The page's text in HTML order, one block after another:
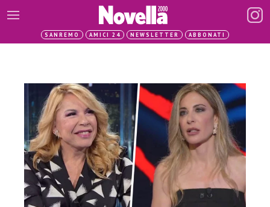
SANREMO AMICI 24 NEWSLETTER ABBONATI